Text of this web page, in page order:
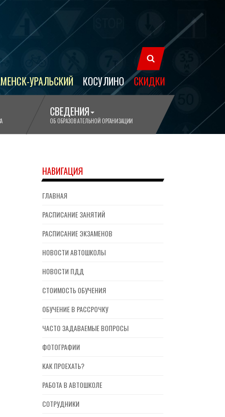
СВЕДЕНИЯ
ОБ ОБРАЗОВАТЕЛЬНОЙ ОРГАНИЗАЦИИ
УРАЛЬСКИЙ КОСУЛИНО СКИДКИ
НАВИГАЦИЯ
ГЛАВНАЯ
РАСПИСАНИЕ ЗАНЯТИЙ
РАСПИСАНИЕ ЭКЗАМЕНОВ
НОВОСТИ АВТОШКОЛЫ
НОВОСТИ ПДД
СТОИМОСТЬ ОБУЧЕНИЯ
ОБУЧЕНИЕ В РАССРОЧКУ
ЧАСТО ЗАДАВАЕМЫЕ ВОПРОСЫ
ФОТОГРАФИИ
КАК ПРОЕХАТЬ?
РАБОТА В АВТОШКОЛЕ
СОТРУДНИКИ